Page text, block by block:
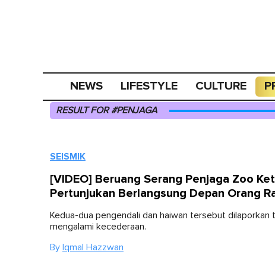
NEWS LIFESTYLE CULTURE
RESULT FOR #PENJAGA
SEISMIK
[VIDEO] Beruang Serang Penjaga Zoo
Pertunjukan Berlangsung Depan Orang
Kedua-dua pengendali dan haiwan tersebut dilaporkan
mengalami kecederaan.
By Iqmal Hazzwan